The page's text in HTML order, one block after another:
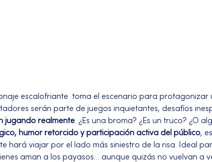
escalofriante  toma el escenario para protagonizar
serán parte de juegos inquietantes, desafíos
jugando realmente. ¿Es una broma? ¿Es un truco? ¿O
humor retorcido y participación activa del público,
hará viajar por el lado más siniestro de la risa. Ideal
aman a los payasos… aunque quizás no vuelvan a